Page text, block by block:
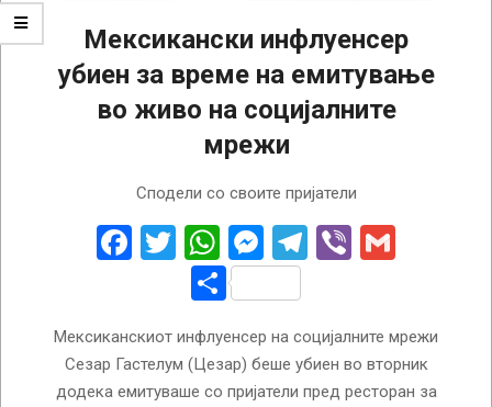
Мексикански инфлуенсер
убиен за време на емитување
во живо на социјалните
мрежи
Сподели со своите пријатели
Facebook
Twitter
WhatsApp
Messenger
Telegram
Viber
Share
Мексиканскиот инфлуенсер на социјалните мрежи
Сезар Гастелум (Цезар) беше убиен во вторник
додека емитуваше со пријатели пред ресторан за